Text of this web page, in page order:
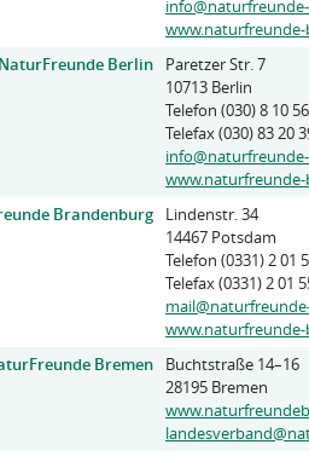
NaturFreunde Berlin
Paretzer Str. 7
10713 Berlin
Telefon (030) 8 10
Telefax (030) 83 20
Brandenburg
Lindenstr. 34
14467 Potsdam
Telefon (0331) 2 01
Telefax (0331) 2 01
Bremen
Buchtstraße 14–16
28195 Bremen